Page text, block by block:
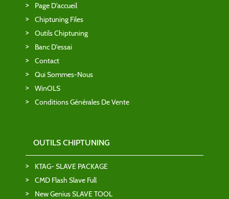
Page D'accueil
Chiptuning Files
Outils Chiptuning
Banc D'essai
Contact
Qui Sommes-Nous
WinOLS
Conditions Générales De Vente
OUTILS CHIPTUNING
KTAG- SLAVE PACKAGE
CMD Flash Slave Full
New Genius SLAVE TOOL